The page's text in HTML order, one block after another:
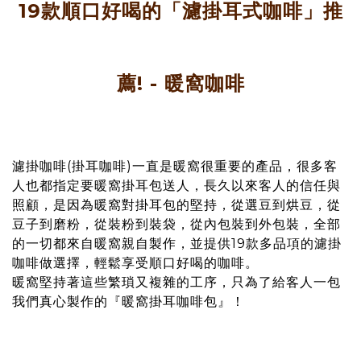
19款順口好喝的「濾掛耳式咖啡」推
薦! - 暖窩咖啡
濾掛咖啡(掛耳咖啡)一直是暖窩很重要的產品，很多客
人也都指定要暖窩掛耳包送人，長久以來客人的信任與
照顧，是因為暖窩對掛耳包的堅持，從選豆到烘豆，從
豆子到磨粉，從裝粉到裝袋，從內包裝到外包裝，全部
的一切都來自暖窩親自製作，並提供19款多品項的濾掛
咖啡做選擇，輕鬆享受順口好喝的咖啡。
暖窩堅持著這些繁瑣又複雜的工序，只為了給客人一包
我們真心製作的『暖窩掛耳咖啡包』！